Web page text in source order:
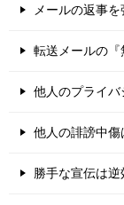
メールの返事を
転送メールの『
他人のプライバ
他人の誹謗中傷
勝手な宣伝は逆